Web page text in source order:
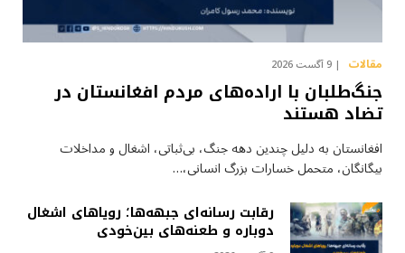
مقالات 9 آگست 2026
جنگ‌طلبان با اراده‌های مردم افغانستان در
تضاد هستند
افغانستان به دلیل چندین دهه جنگ، بی‌ثباتی، اشغال و مداخلات
بیگانگان، متحمل خسارات بزرگ انسانی،…
رقابت رسانه‌ای جبهه‌ها؛ رویاهای اشغال
دوباره و طعنه‌های بین‌خودی